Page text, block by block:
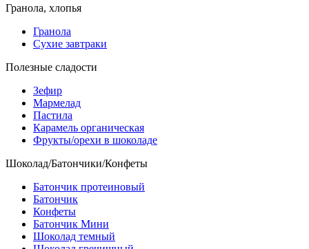
Гранола, хлопья
Гранола
Сухие завтраки
Полезные сладости
Зефир
Мармелад
Пастила
Карамель органическая
Фрукты/орехи в шоколаде
Шоколад/Батончики/Конфеты
Батончик протеиновый
Батончик
Конфеты
Батончик Мини
Шоколад темный